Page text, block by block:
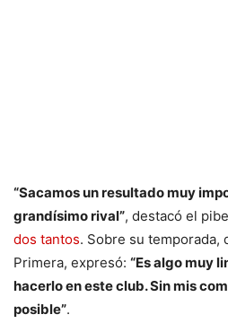
“Sacamos un resultado muy
grandísimo rival”, destacó el
dos tantos. Sobre su temporada,
Primera, expresó: “Es algo muy
hacerlo en este club. Sin mis
posible”.